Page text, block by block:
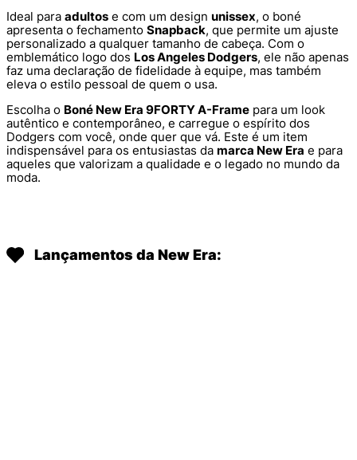
Ideal para adultos e com um design unissex, o boné
apresenta o fechamento Snapback, que permite um ajuste
personalizado a qualquer tamanho de cabeça. Com o
emblemático logo dos Los Angeles Dodgers, ele não apenas
faz uma declaração de fidelidade à equipe, mas também
eleva o estilo pessoal de quem o usa.
Escolha o Boné New Era 9FORTY A-Frame para um look
autêntico e contemporâneo, e carregue o espírito dos
Dodgers com você, onde quer que vá. Este é um item
indispensável para os entusiastas da marca New Era e para
aqueles que valorizam a qualidade e o legado no mundo da
moda.
Lançamentos da New Era: